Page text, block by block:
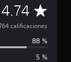
4.74 C
a
l
calificaciones
88 %
5 %